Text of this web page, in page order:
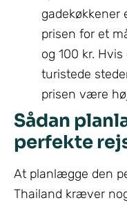
gadekøkkener
prisen for et
og 100 kr.
turistede
prisen være
Sådan
perfekte
At planlægge den
Thailand kræver